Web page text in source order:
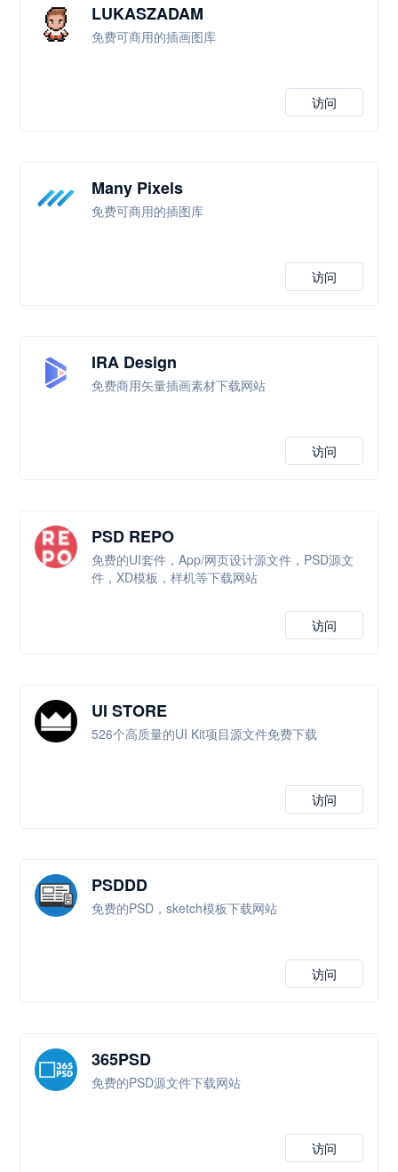
LUKASZADAM
免费可商用的插画图库
访问
Many Pixels
免费可商用的插图库
访问
IRA Design
免费商用矢量插画素材下载网站
访问
PSD REPO
免费的UI套件，App/网页设计源文件，PSD源文
件，XD模板，样机等下载网站
访问
UI STORE
526个高质量的UI Kit项目源文件免费下载
访问
PSDDD
免费的PSD，sketch模板下载网站
访问
365PSD
免费的PSD源文件下载网站
访问